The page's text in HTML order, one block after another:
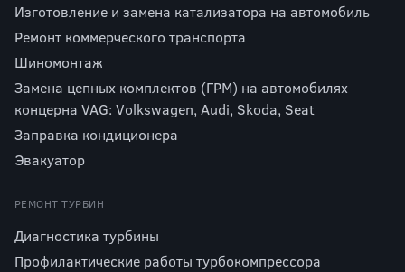
Изготовление и замена катализатора на автомобиль
Ремонт коммерческого транспорта
Шиномонтаж
Замена цепных комплектов (ГРМ) на автомобилях
концерна VAG: Volkswagen, Audi, Skoda, Seat
Заправка кондиционера
Эвакуатор
РЕМОНТ ТУРБИН
Диагностика турбины
Профилактические работы турбокомпрессора